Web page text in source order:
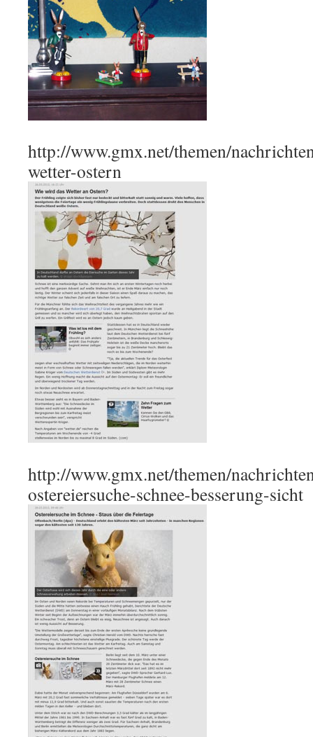
http://www.gmx.net/themen/
wetter-ostern
http://www.gmx.net/themen/
ostereiersuche-schnee-besserung-sicht